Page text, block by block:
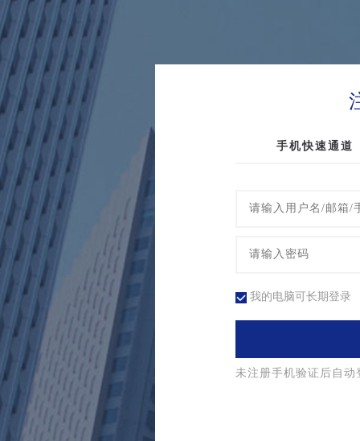
手机快速通道
我的电脑可长期登录
未注册手机验证后自